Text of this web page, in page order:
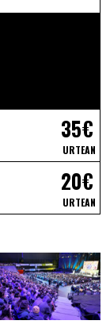
35€
URTEAN
20€
URTEAN